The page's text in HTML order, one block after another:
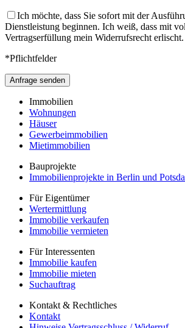
Ich möchte, dass Sie sofort mit der
Dienstleistung beginnen. Ich weiß, dass mit
Vertragserfüllung mein Widerrufsrecht erlischt.
*Pflichtfelder
Bitte lasse dieses Feld leer.
Immobilien
Wohnungen
Häuser
Gewerbeimmobilien
Mietimmobilien
Bauprojekte
Immobilienprojekte in Berlin und
Für Eigentümer
Wertermittlung
Immobilie verkaufen
Immobilie vermieten
Für Interessenten
Immobilie kaufen
Immobilie mieten
Suchauftrag
Kontakt & Rechtliches
Kontakt